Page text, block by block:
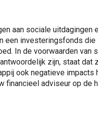
aan sociale uitdagingen
een investeringsfonds
In de voorwaarden van
zijn, staat dat
ook negatieve impacts
financieel adviseur op de